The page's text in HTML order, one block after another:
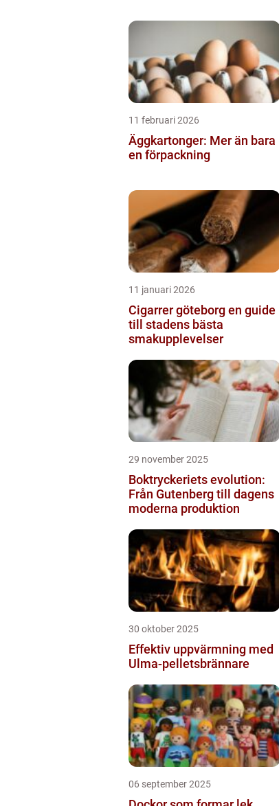
11 februari 2026
Äggkartonger: Mer än bara
en förpackning
11 januari 2026
Cigarrer göteborg en guide
till stadens bästa
smakupplevelser
29 november 2025
Boktryckeriets evolution:
Från Gutenberg till dagens
moderna produktion
30 oktober 2025
Effektiv uppvärmning med
Ulma-pelletsbrännare
06 september 2025